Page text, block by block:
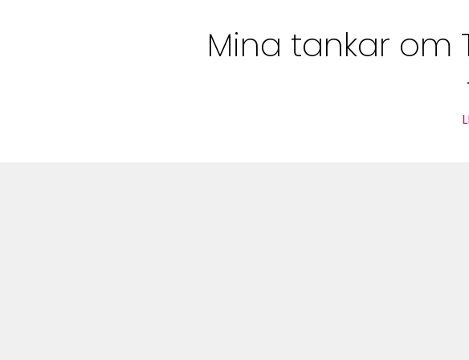
Mina tankar om